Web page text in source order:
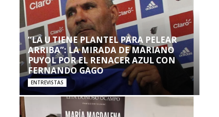
“LA U TIENE PLANTEL PARA PELEAR
ARRIBA”: LA MIRADA DE MARIANO
PUYOL POR EL RENACER AZUL CON
FERNANDO GAGO
ENTREVISTAS